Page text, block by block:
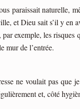
paraissait naturelle,
et Dieu sait s’il y
exemple, les
mur de l’entrée.
ne voulait pas
et, côté